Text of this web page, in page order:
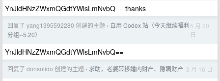
YnJldHNzZWxmQGdtYWlsLmNvbQ== thanks
回复了 yang1395592280 创建的主题 › 自用 Codex 站（今天继续福利
分组--5.20）
5 月 20
日
YnJldHNzZWxmQGdtYWlsLmNvbQ==
回复了 donsolido 创建的主题 › 求助，老婆转移婚内财产、隐瞒财产 3 月 16 日